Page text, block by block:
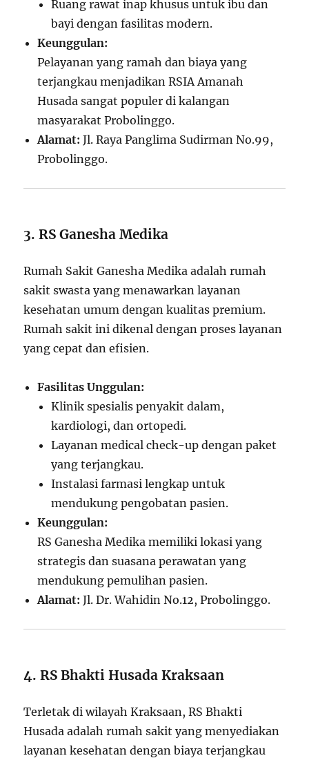
Ruang rawat inap khusus untuk ibu dan
bayi dengan fasilitas modern.
Keunggulan:
Pelayanan yang ramah dan biaya yang
terjangkau menjadikan RSIA Amanah
Husada sangat populer di kalangan
masyarakat Probolinggo.
Alamat: Jl. Raya Panglima Sudirman No.99,
Probolinggo.
3. RS Ganesha Medika
Rumah Sakit Ganesha Medika adalah rumah
sakit swasta yang menawarkan layanan
kesehatan umum dengan kualitas premium.
Rumah sakit ini dikenal dengan proses layanan
yang cepat dan efisien.
Fasilitas Unggulan:
Klinik spesialis penyakit dalam,
kardiologi, dan ortopedi.
Layanan medical check-up dengan paket
yang terjangkau.
Instalasi farmasi lengkap untuk
mendukung pengobatan pasien.
Keunggulan:
RS Ganesha Medika memiliki lokasi yang
strategis dan suasana perawatan yang
mendukung pemulihan pasien.
Alamat: Jl. Dr. Wahidin No.12, Probolinggo.
4. RS Bhakti Husada Kraksaan
Terletak di wilayah Kraksaan, RS Bhakti
Husada adalah rumah sakit yang menyediakan
layanan kesehatan dengan biaya terjangkau